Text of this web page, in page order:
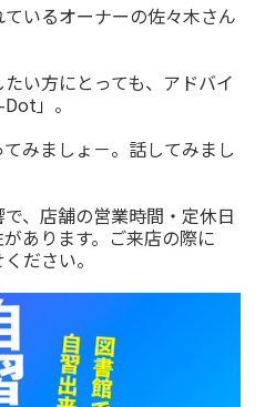
いるオーナーの佐々木さん
い方にとっても、アドバイ
」。
みましょ－。話してみまし
、店舗の営業時間・定休日
あります。ご来店の際に
ださい。